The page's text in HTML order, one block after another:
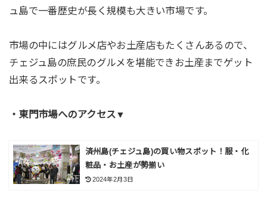
ュ島で一番歴史が長く規模も大きい市場です。
市場の中にはグルメ店やお土産店もたくさんあるので、
チェジュ島の庶民のグルメを堪能できお土産までゲット
出来るスポットです。
・東門市場へのアクセス▼
済州島(チェジュ島)の買い物スポット！服・化
粧品・お土産が勢揃い
2024年2月3日